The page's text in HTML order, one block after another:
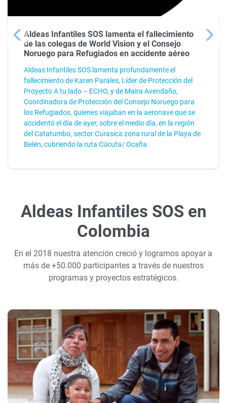
Aldeas Infantiles SOS lamenta el fallecimiento
de las colegas de World Vision y el Consejo
Noruego para Refugiados en accidente aéreo
Aldeas Infantiles SOS lamenta profundamente el
fallecimiento de Karen Parales, Líder de Protección del
Proyecto A tu lado – ECHO, y de Maira Avendaño,
Coordinadora de Protección del Consejo Noruego para
los Refugiados, quienes viajaban en la aeronave que se
accidentó el día de ayer, sobre el medio día, en la región
del Catatumbo, sector Curasica zona rural de la Playa de
Belén, cubriendo la ruta Cúcuta/ Ocaña.
Aldeas Infantiles SOS en
Colombia
En el 2018 nuestra atención creció y logramos apoyar a
más de +50.000 participantes a través de nuestros
programas y proyectos estratégicos.